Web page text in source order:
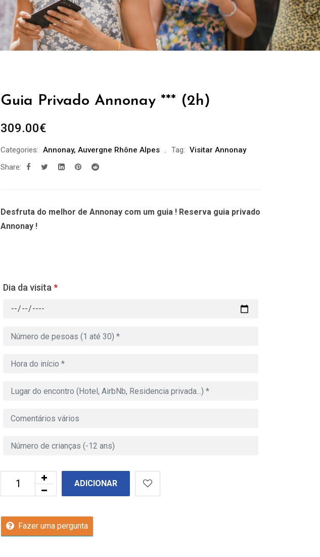
Guia Privado Annonay *** (2h)
309.00€
Categories: Annonay, Auvergne Rhône Alpes Tag: Visitar Annonay
Share:
Desfruta do melhor de Annonay com um guia ! Reserva guia privado
Annonay !
Dia da visita *
ADICIONAR
Fazer uma pergunta